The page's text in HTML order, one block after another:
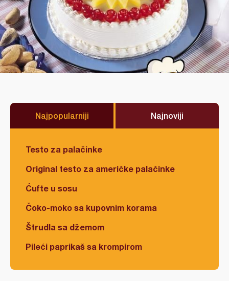
Najpopularniji Najnoviji
Testo za palačinke
Original testo za američke palačinke
Ćufte u sosu
Čoko-moko sa kupovnim korama
Štrudla sa džemom
Pileći paprikaš sa krompirom